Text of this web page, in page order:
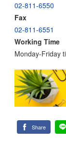
02-811-6550
Fax
02-811-6551
Working Time
Monday-Friday
Share